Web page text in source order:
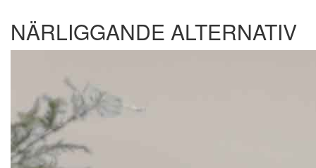
NÄRLIGGANDE ALTERNATIV